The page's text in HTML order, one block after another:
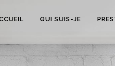
QUI SUIS-JE